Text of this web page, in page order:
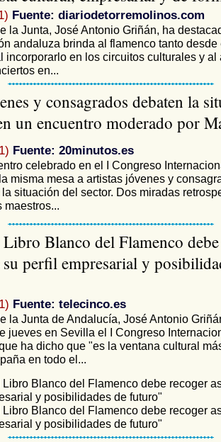
Fuente: diariodetorremolinos.com
la Junta, José Antonio Griñán, ha
andaluza brinda al flamenco tanto desde
incorporarlo en los circuitos culturales y al
en...
y consagrados debaten la
un encuentro moderado por
Fuente: 20minutos.es
celebrado en el I Congreso
misma mesa a artistas jóvenes y
situación del sector. Dos miradas
maestros...
Blanco del Flamenco
su perfil empresarial y
Fuente: telecinco.es
la Junta de Andalucía, José Antonio
jueves en Sevilla el I Congreso
ha dicho que "es la ventana cultural
en todo el...
Blanco del Flamenco debe recoger
y posibilidades de futuro"
Blanco del Flamenco debe recoger
y posibilidades de futuro"